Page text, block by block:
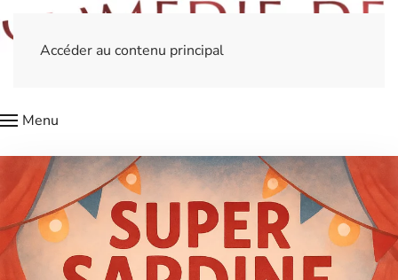
Accéder au contenu principal
Menu